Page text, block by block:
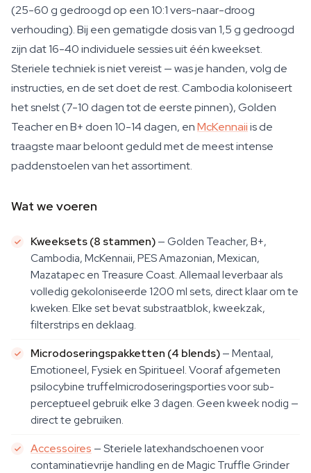
(25-60 g gedroogd op een 10:1 vers-naar-droog
verhouding). Bij een gematigde dosis van 1,5 g gedroogd
zijn dat 16-40 individuele sessies uit één kweekset.
Steriele techniek is niet vereist — was je handen, volg de
instructies, en de set doet de rest. Cambodia koloniseert
het snelst (7-10 dagen tot de eerste pinnen), Golden
Teacher en B+ doen 10-14 dagen, enMcKennaiiis de
traagste maar beloont geduld met de meest intense
paddenstoelen van het assortiment.
Wat we voeren
Kweeksets (8 stammen)— Golden Teacher, B+,
Cambodia, McKennaii, PES Amazonian, Mexican,
Mazatapec en Treasure Coast. Allemaal leverbaar als
volledig gekoloniseerde 1200 ml sets, direct klaar om te
kweken. Elke set bevat substraatblok, kweekzak,
filterstrips en deklaag.
Microdoseringspakketten (4 blends)— Mentaal,
Emotioneel, Fysiek en Spiritueel. Vooraf afgemeten
psilocybine truffelmicrodoseringsporties voor sub-
perceptueel gebruik elke 3 dagen. Geen kweek nodig —
direct te gebruiken.
Accessoires — Steriele latexhandschoenen voor
contaminatievrije handling en de Magic Truffle Grinder